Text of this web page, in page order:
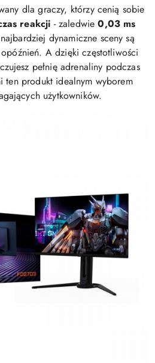
dla graczy, którzy cenią sobie
reakcji - zaledwie0,03 ms
dynamiczne sceny są
A dzięki częstotliwości
pełnię adrenaliny podczas
ten produkt idealnym wyborem
użytkowników.